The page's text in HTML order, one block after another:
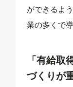
ができるよ
業の多くで
「有給
づくりが